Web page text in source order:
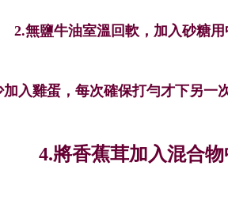
2.無鹽牛油室溫回軟，加入砂糖用
加入雞蛋，每次確保打勻才下另一
4.將香蕉茸加入混合物